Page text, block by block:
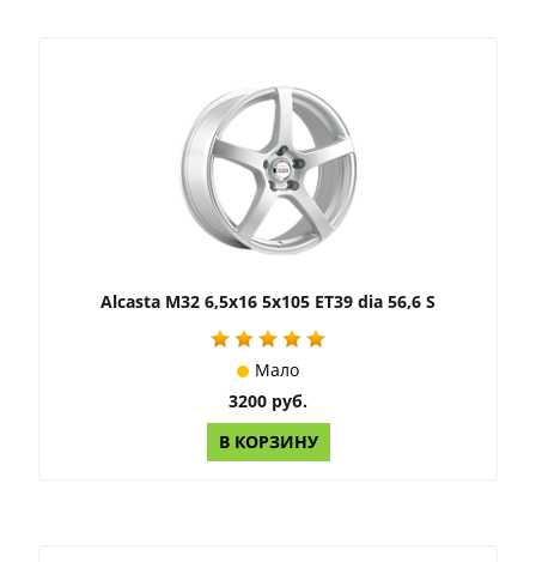
Alcasta M32 6,5x16 5x105 ET39 dia 56,6 S
Мало
3200 руб.
В КОРЗИНУ